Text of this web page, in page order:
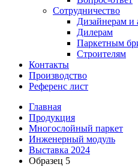
Сотрудничество
Дизайнерам и
Дилерам
Паркетным
Строителям
Контакты
Производство
Референс лист
Главная
Продукция
Многослойный паркет
Инженерный модуль
Выставка 2024
Образец 5